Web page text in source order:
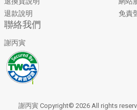
退款說明
免責
聯絡我們
謝丙寅
謝丙寅 Copyright© 2026 All rights